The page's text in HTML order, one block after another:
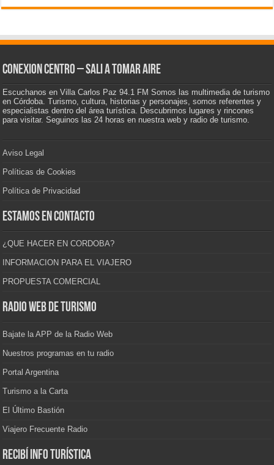
CONEXION CENTRO – Sali a tomar aire
Escuchanos en Villa Carlos Paz 94.1 FM Somos las multimedia de turismo
en Córdoba. Turismo, cultura, historias y personajes, somos referentes y
especialistas dentro del área turística. Descubrimos lugares y rincones
para visitar. Seguinos las 24 horas en nuestra web y radio de turismo.
Aviso Legal
Políticas de Cookies
Política de Privacidad
Estamos en contacto
¿QUE HACER EN CORDOBA?
INFORMACION PARA EL VIAJERO
PROPUESTA COMERCIAL
Radio Web de Turismo
Bajate la APP de la Radio Web
Nuestros programas en tu radio
Portal Argentina
Turismo a la Carta
El Último Bastión
Viajero Frecuente Radio
Recibí info turística